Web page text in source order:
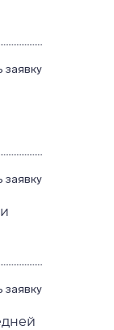
заявку
заявку
заявку